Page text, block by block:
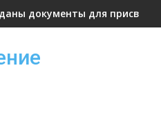
документы для